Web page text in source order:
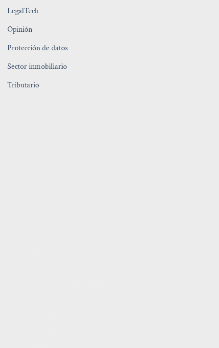
LegalTech
Opinión
Protección de datos
Sector inmobiliario
Tributario